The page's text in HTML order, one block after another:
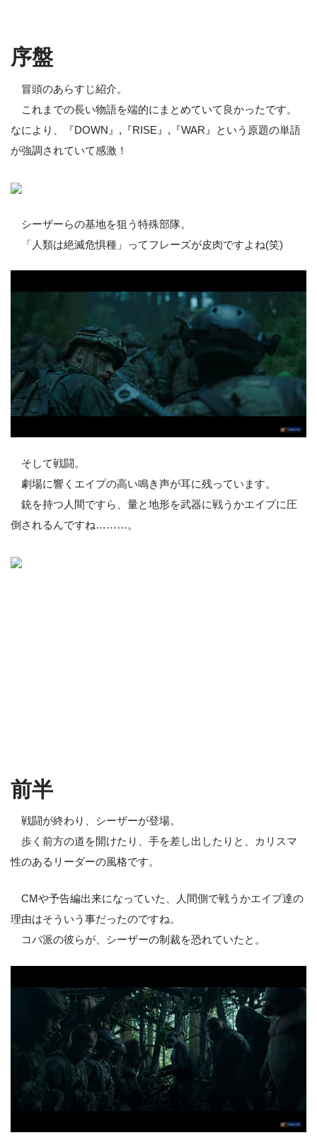
序盤
冒頭のあらすじ紹介。
これまでの長い物語を端的にまとめていて良かったです。
なにより、『DOWN』,『RISE』,『WAR』という原題の単語
が強調されていて感激！
シーザーらの基地を狙う特殊部隊。
「人類は絶滅危惧種」ってフレーズが皮肉ですよね(笑)
そして戦闘。
劇場に響くエイプの高い鳴き声が耳に残っています。
銃を持つ人間ですら、量と地形を武器に戦うかエイプに圧
倒されるんですね………。
前半
戦闘が終わり、シーザーが登場。
歩く前方の道を開けたり、手を差し出したりと、カリスマ
性のあるリーダーの風格です。
CMや予告編出来になっていた、人間側で戦うかエイプ達の
理由はそういう事だったのですね。
コバ派の彼らが、シーザーの制裁を恐れていたと。